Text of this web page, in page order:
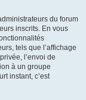
du forum
inscrits. En vous
tels que l’affichage
l’envoi de
à un groupe
instant, c’est